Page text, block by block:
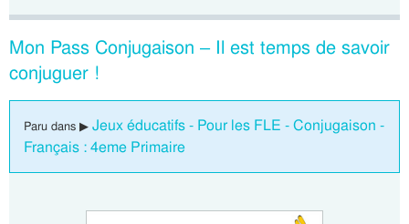
Mon Pass Conjugaison – Il est temps de savoir
conjuguer !
Paru dans ▶ Jeux éducatifs - Pour les FLE - Conjugaison -
Français : 4eme Primaire